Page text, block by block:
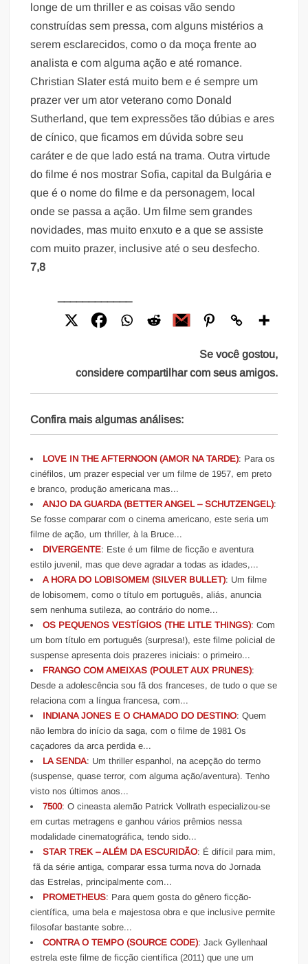
longe de um thriller e as coisas vão sendo
construídas sem pressa, com alguns mistérios a
serem esclarecidos, como o da moça frente ao
analista e com alguma ação e até romance.
Christian Slater está muito bem e é sempre um
prazer ver um ator veterano como Donald
Sutherland, que tem expressões tão dúbias e ares
de cínico, que ficamos em dúvida sobre seu
caráter e de que lado está na trama. Outra virtude
do filme é nos mostrar Sofia, capital da Bulgária e
que é o nome do filme e da personagem, local
onde se passa a ação. Um filme sem grandes
novidades, mas muito enxuto e a que se assiste
com muito prazer, inclusive até o seu desfecho.
7,8
Se você gostou,
considere compartilhar com seus amigos.
Confira mais algumas análises:
LOVE IN THE AFTERNOON (AMOR NA TARDE): Para os
cinéfilos, um prazer especial ver um filme de 1957, em preto
e branco, produção americana mas...
ANJO DA GUARDA (BETTER ANGEL – SCHUTZENGEL):
Se fosse comparar com o cinema americano, este seria um
filme de ação, um thriller, à la Bruce...
DIVERGENTE: Este é um filme de ficção e aventura
estilo juvenil, mas que deve agradar a todas as idades,...
A HORA DO LOBISOMEM (SILVER BULLET): Um filme
de lobisomem, como o título em português, aliás, anuncia
sem nenhuma sutileza, ao contrário do nome...
OS PEQUENOS VESTÍGIOS (THE LITLE THINGS): Com
um bom título em português (surpresa!), este filme policial de
suspense apresenta dois prazeres iniciais: o primeiro...
FRANGO COM AMEIXAS (POULET AUX PRUNES):
Desde a adolescência sou fã dos franceses, de tudo o que se
relaciona com a língua francesa, com...
INDIANA JONES E O CHAMADO DO DESTINO: Quem
não lembra do início da saga, com o filme de 1981 Os
caçadores da arca perdida e...
LA SENDA: Um thriller espanhol, na acepção do termo
(suspense, quase terror, com alguma ação/aventura). Tenho
visto nos últimos anos...
7500: O cineasta alemão Patrick Vollrath especializou-se
em curtas metragens e ganhou vários prêmios nessa
modalidade cinematográfica, tendo sido...
STAR TREK – ALÉM DA ESCURIDÃO: É difícil para mim,
fã da série antiga, comparar essa turma nova do Jornada
das Estrelas, principalmente com...
PROMETHEUS: Para quem gosta do gênero ficção-
científica, uma bela e majestosa obra e que inclusive permite
filosofar bastante sobre...
CONTRA O TEMPO (SOURCE CODE): Jack Gyllenhaal
estrela este filme de ficção científica (2011) que une um